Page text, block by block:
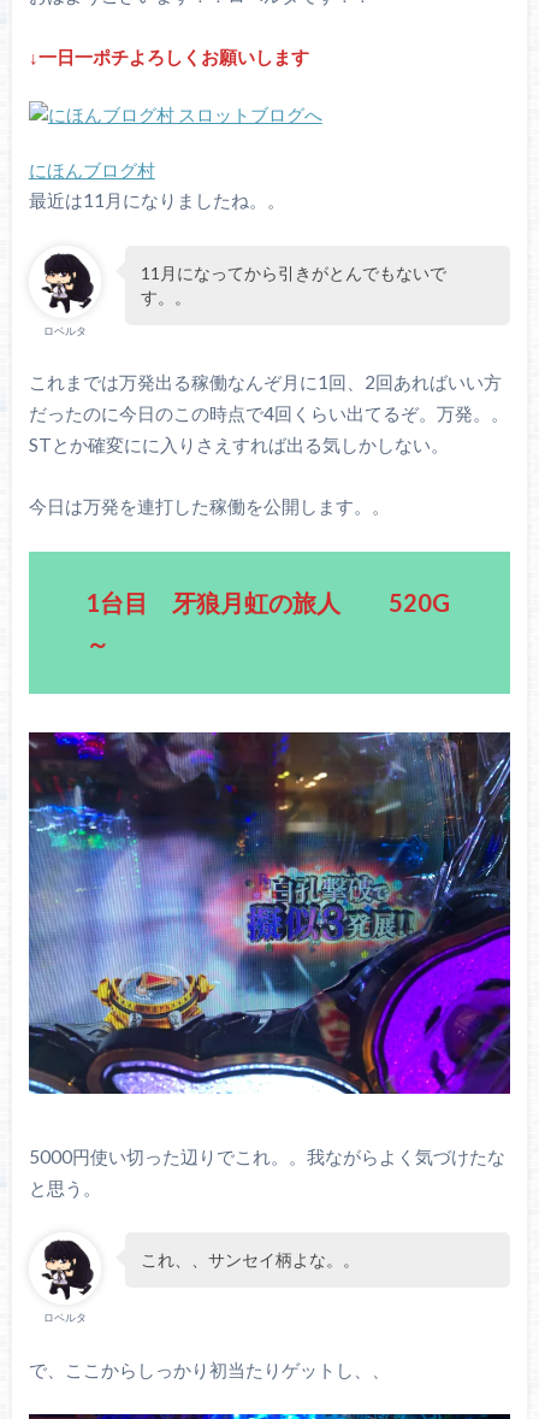
↓一日一ポチよろしくお願いします
にほんブログ村
最近は11月になりましたね。。
ロベルタ
11月になってから引きがとんでもないで
す。。
これまでは万発出る稼働なんぞ月に1回、2回あればいい方
だったのに今日のこの時点で4回くらい出てるぞ。万発。。
STとか確変にに入りさえすれば出る気しかしない。
今日は万発を連打した稼働を公開します。。
1台目 牙狼月虹の旅人 520G
～
5000円使い切った辺りでこれ。。我ながらよく気づけたな
と思う。
ロベルタ
これ、、サンセイ柄よな。。
で、ここからしっかり初当たりゲットし、、